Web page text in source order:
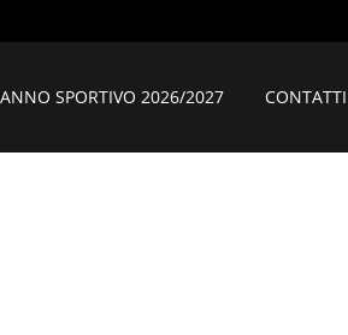
SPORTIVO 2026/2027 CONTATTI